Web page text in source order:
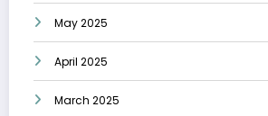
May 2025
April 2025
March 2025